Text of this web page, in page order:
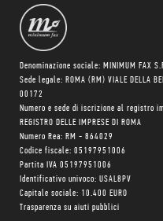
Denominazione sociale: MINIMUM FAX
Sede legale: ROMA (RM) VIALE DELLA
00172
Numero e sede di iscrizione al registro
REGISTRO DELLE IMPRESE DI ROMA
Numero Rea: RM - 864029
Codice fiscale: 05197951006
Partita IVA 05197951006
Identificativo univoco: USAL8PV
Capitale sociale: 10.400 EURO
Trasparenza su aiuti pubblici